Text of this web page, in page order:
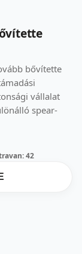
bővítette
vállalat
spear-
42